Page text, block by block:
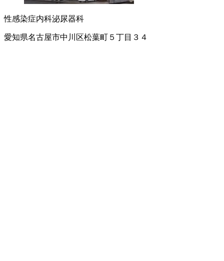
性感染症内科泌尿器科
愛知県名古屋市中川区松葉町５丁目３４